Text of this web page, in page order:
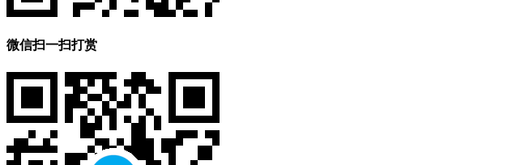
微信扫一扫打赏